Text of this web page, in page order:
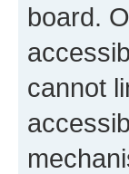
board.
cannot